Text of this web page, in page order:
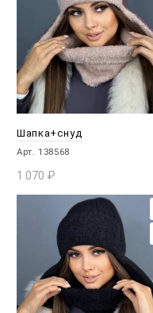
Шапка+снуд
Арт. 138568
1 070 ₽
В КОРЗИНУ